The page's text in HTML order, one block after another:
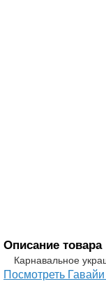
Описание товара
Карнавальное
Посмотреть